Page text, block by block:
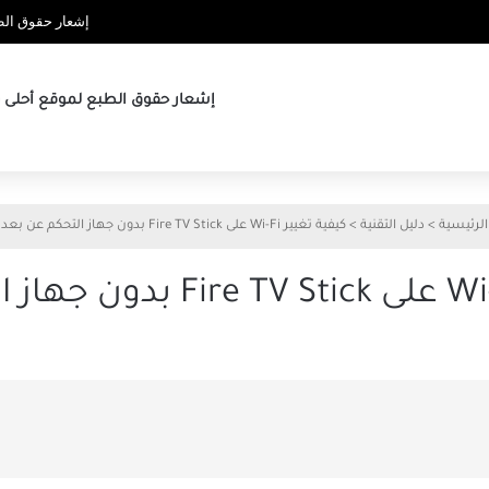
إشعار حقوق
إشعار حقوق الطبع لموقع أحلى
الرئيسية > دليل التقنية > كيفية تغيير Wi-Fi على Fire TV Stick بدون جهاز التحكم عن بعد